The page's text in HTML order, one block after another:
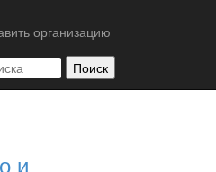
организацию
и